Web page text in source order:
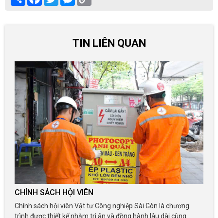
TIN LIÊN QUAN
CHÍNH SÁCH HỘI VIÊN
Chính sách hội viên Vật tư Công nghiệp Sài Gòn là chương
trình được thiết kế nhằm tri ân và đồng hành lâu dài cùng